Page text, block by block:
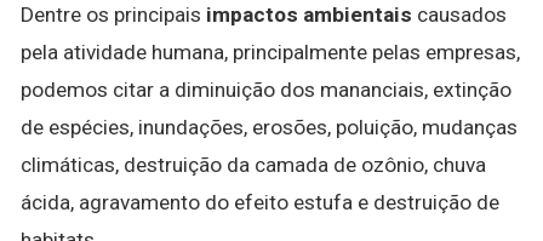
Dentre os principais impactos ambientais causados
pela atividade humana, principalmente pelas empresas,
podemos citar a diminuição dos mananciais, extinção
de espécies, inundações, erosões, poluição, mudanças
climáticas, destruição da camada de ozônio, chuva
ácida, agravamento do efeito estufa e destruição de